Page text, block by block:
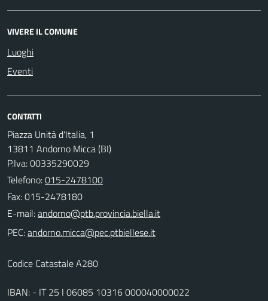
VIVERE IL COMUNE
Luoghi
Eventi
CONTATTI
Piazza Unità d'Italia, 1
13811 Andorno Micca (BI)
P.Iva: 00335290029
Telefono:015-2478100
Fax: 015-2478180
E-mail:
PEC:
Codice Catastale A280
IBAN: - IT 25 I 06085 10316 000040000022